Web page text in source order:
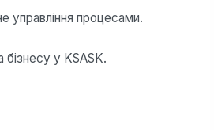
управління процесами.
бізнесу у KSASK.